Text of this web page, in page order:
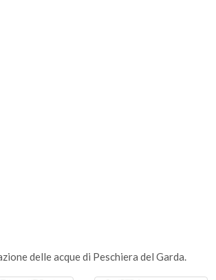
delle acque di Peschiera del Garda.